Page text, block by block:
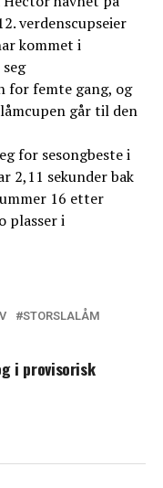
verdenscupseier
kommet i
for femte gang, og
går til den
for sesongbeste i
2,11 sekunder bak
16 etter
plasser i
STORSLALÅM
i provisorisk